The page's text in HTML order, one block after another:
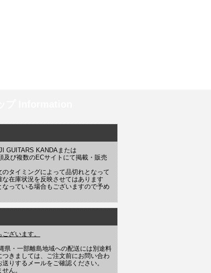
GUITARS KANDAまたは
及び複数のECサイトにて掲載・販売
タイミングによって品切れとなって
在庫状況を反映させてはあります
っている場合もございますので予め
ざいます。
県・一部離島地域への配送には別途料
きましては、ご注文前にお問い合わ
りするメールをご確認ください。
ん。